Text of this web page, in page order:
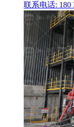
联系电话: 180